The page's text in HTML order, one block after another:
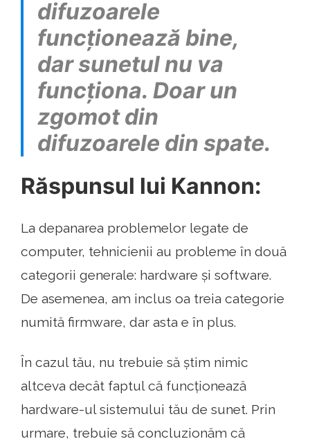
difuzoarele
funcționează bine,
dar sunetul nu va
funcționa. Doar un
zgomot din
difuzoarele din spate.
Răspunsul lui Kannon:
La depanarea problemelor legate de
computer, tehnicienii au probleme în două
categorii generale: hardware și software.
De asemenea, am inclus oa treia categorie
numită firmware, dar asta e în plus.
În cazul tău, nu trebuie să știm nimic
altceva decât faptul că funcționează
hardware-ul sistemului tău de sunet. Prin
urmare, trebuie să concluzionăm că